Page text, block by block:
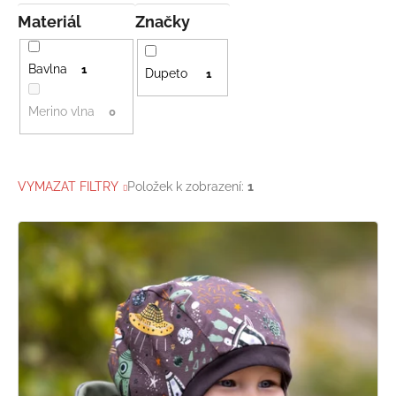
Značky
Dupeto 1
Materiál
Bavlna 1
Merino vlna 0
VYMAZAT FILTRY Položek k zobrazení: 1
V
ý
p
i
s
p
r